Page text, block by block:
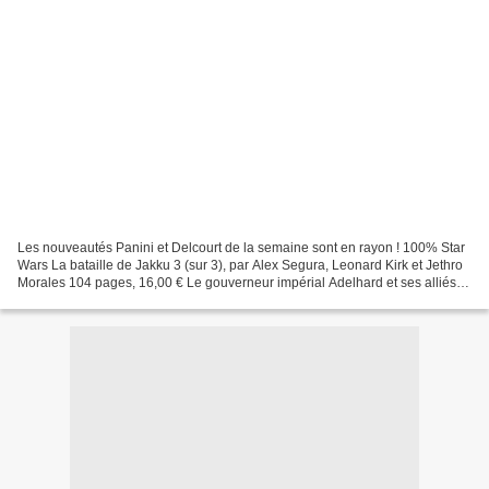
Les nouveautés Panini et Delcourt de la semaine sont en rayon ! 100% Star
Wars La bataille de Jakku 3 (sur 3), par Alex Segura, Leonard Kirk et Jethro
Morales 104 pages, 16,00 € Le gouverneur impérial Adelhard et ses alliés